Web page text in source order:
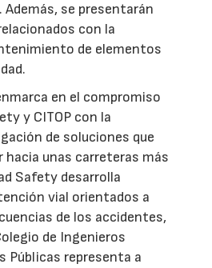
Además, se presentarán
con la
de elementos
en el compromiso
y CITOP con la
de soluciones que
hacia unas carreteras más
Safety desarrolla
vial orientados a
de los accidentes,
de Ingenieros
Públicas representa a